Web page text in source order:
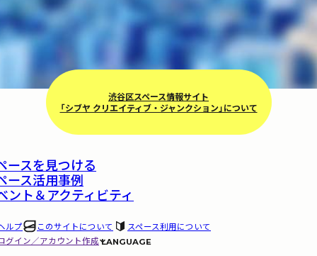
渋谷区スペース情報サイト
「シブヤ クリエイティブ・ジャンクション​」について
ースを見つける
ース活用事例
ント＆アクティビティ
ルプ このサイトについて
スペース利用について
グイン／アカウント作成 LANGUAGE